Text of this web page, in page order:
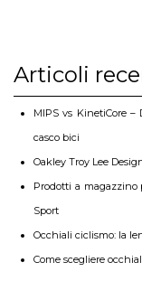
Articoli
MIPS vs KinetiCore
casco bici
Oakley Troy Lee
Prodotti a
Sport
Occhiali ciclismo: la
Come scegliere